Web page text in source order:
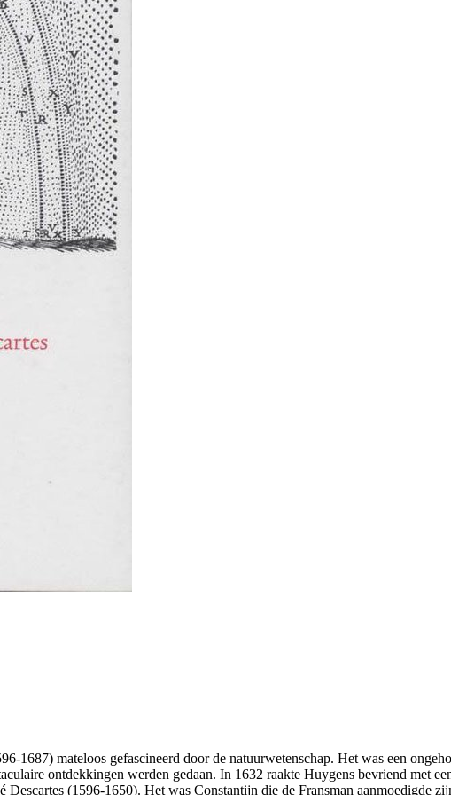
1687) mateloos gefascineerd door de natuurwetenschap. Het was een
ontdekkingen werden gedaan. In 1632 raakte Huygens bevriend met
Descartes (1596-1650). Het was Constantijn die de Fransman aanmoedigde